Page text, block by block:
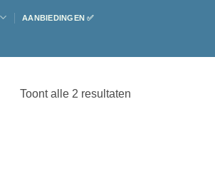
AANBIEDINGEN ✅
Toont alle 2 resultaten